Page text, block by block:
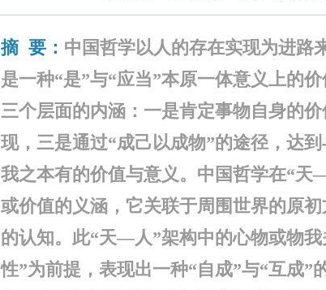
摘 要： 中国哲学以人的存在实现为进路
是一种“是”与“应当”本原一体意义上的
三个层面的内涵：一是肯定事物自身的
现，三是通过“成己以成物”的途径，达
我之本有的价值与意义。中国哲学在“
或价值的义涵，它关联于周围世界的原
的认知。此“天—人”架构中的心物或物
性”为前提，表现出一种“自成”与“互成”